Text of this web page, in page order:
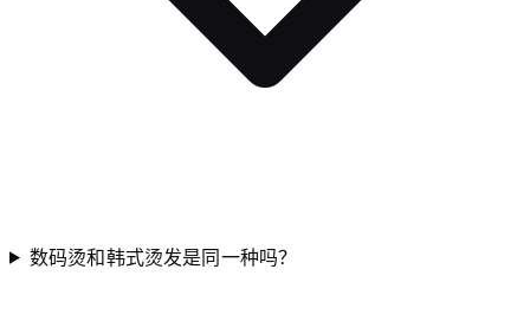
数码烫和韩式烫发是同一种吗？